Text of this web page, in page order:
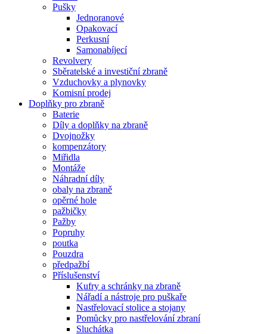
Pušky
Jednoranové
Opakovací
Perkusní
Samonabíjecí
Revolvery
Sběratelské a investiční zbraně
Vzduchovky a plynovky
Komisní prodej
Doplňky pro zbraně
Baterie
Díly a doplňky na zbraně
Dvojnožky
kompenzátory
Miřidla
Montáže
Náhradní díly
obaly na zbraně
opěrné hole
pažbičky
Pažby
Popruhy
poutka
Pouzdra
předpažbí
Příslušenství
Kufry a schránky na zbraně
Nářadí a nástroje pro puškaře
Nastřelovací stolice a stojany
Pomůcky pro nastřelování zbraní
Sluchátka